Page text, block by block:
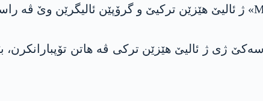
ل گوندەوارێ حەسەکێ ژی ژ ئالیێ هێزێن ترکی ڤە هاتن